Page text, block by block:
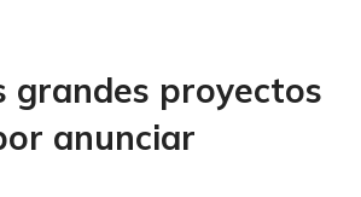
grandes proyectos
anunciar